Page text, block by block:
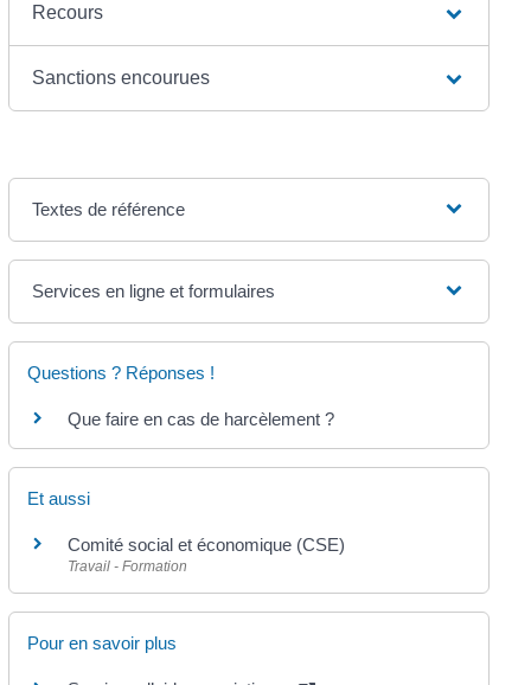
Recours
Sanctions encourues
Textes de référence
Services en ligne et formulaires
Questions ? Réponses !
Que faire en cas de harcèlement ?
Et aussi
Comité social et économique (CSE)
Travail - Formation
Pour en savoir plus